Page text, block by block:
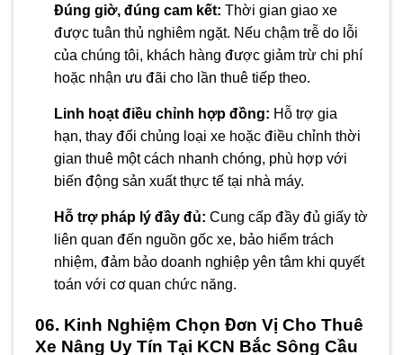
Đúng giờ, đúng cam kết: Thời gian giao xe
được tuân thủ nghiêm ngặt. Nếu chậm trễ do lỗi
của chúng tôi, khách hàng được giảm trừ chi phí
hoặc nhận ưu đãi cho lần thuê tiếp theo.
Linh hoạt điều chỉnh hợp đồng: Hỗ trợ gia
hạn, thay đổi chủng loại xe hoặc điều chỉnh thời
gian thuê một cách nhanh chóng, phù hợp với
biến động sản xuất thực tế tại nhà máy.
Hỗ trợ pháp lý đầy đủ: Cung cấp đầy đủ giấy tờ
liên quan đến nguồn gốc xe, bảo hiểm trách
nhiệm, đảm bảo doanh nghiệp yên tâm khi quyết
toán với cơ quan chức năng.
06. Kinh Nghiệm Chọn Đơn Vị Cho Thuê
Xe Nâng Uy Tín Tại KCN Bắc Sông Cầu